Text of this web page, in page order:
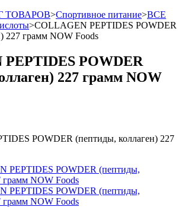
ТОВАРОВ>Спортивное питание>ВСЕ
>COLLAGEN PEPTIDES POWDER
227 грамм NOW Foods
POWDER
227 грамм NOW